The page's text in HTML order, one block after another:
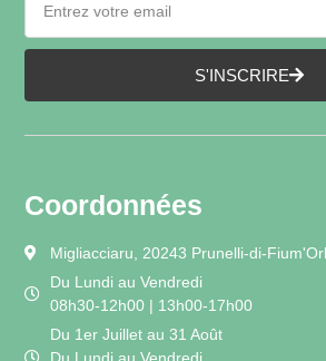
S'INSCRIRE
Coordonnées
Migliacciaru, 20243 Prunelli-di-
Du Lundi au Vendredi
08h30-12h00 | 13h00-17h00
Du 1er Juillet au 31 Août
Du Lundi au Vendredi